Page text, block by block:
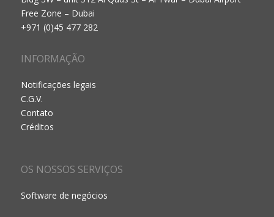
Free Zone – Dubai
+971 (0)45 477 282
INFORMAÇÃO
Notificações legais
C.G.V.
Contato
Créditos
OS NOSSOS SERVIÇOS
Software de negócios